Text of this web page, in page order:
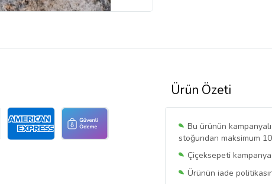
Ürün Özeti
Bu ürünün
stoğundan maksimum
Çiçeksepeti
Ürünün iade